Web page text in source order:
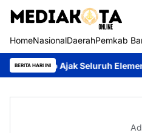
HomeNasionalDaerahPemkab
BERITA HARI INI
Elemen Bersatu Cegah
Ad